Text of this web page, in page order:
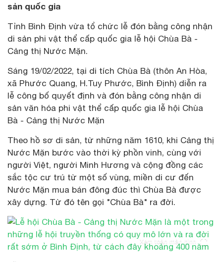
sản quốc gia
Tỉnh Bình Định vừa tổ chức lễ đón bằng công nhận
di sản phi vật thể cấp quốc gia lễ hội Chùa Bà -
Cảng thị Nước Mặn.
Sáng 19/02/2022, tại di tích Chùa Bà (thôn An Hòa,
xã Phước Quang, H.Tuy Phước, Bình Định) diễn ra
lễ công bố quyết định và đón bằng công nhận di
sản văn hóa phi vật thể cấp quốc gia lễ hội Chùa
Bà - Cảng thị Nước Mặn
Theo hồ sơ di sản, từ những năm 1610, khi Cảng thị
Nước Mặn bước vào thời kỳ phồn vinh, cùng với
người Việt, người Minh Hương và cộng đồng các
sắc tộc cư trú từ một số vùng, miền di cư đến
Nước Mặn mua bán đông đúc thì Chùa Bà được
xây dựng. Từ đó tên gọi "Chùa Bà" ra đời.
Xem toàn màn hình